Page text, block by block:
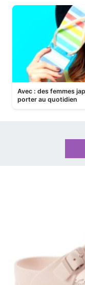
Avec : des femmes
porter au quotidien